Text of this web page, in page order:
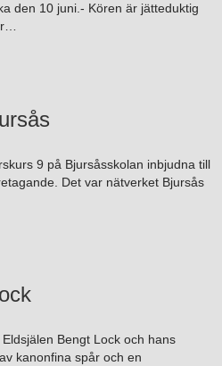
den 10 juni.- Kören är jätteduktig
9 på Bjursåsskolan inbjudna till
Det var nätverket Bjursås
Bengt Lock och hans
kanonfina spår och en